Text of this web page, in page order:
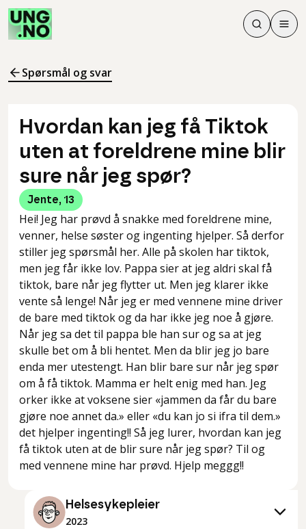
Søk
Søk
Meny
Spørsmål og svar
Hvordan kan jeg få Tiktok
uten at foreldrene mine blir
sure når jeg spør?
Jente, 13
Hei! Jeg har prøvd å snakke med foreldrene mine,
venner, helse søster og ingenting hjelper. Så derfor
stiller jeg spørsmål her. Alle på skolen har tiktok,
men jeg får ikke lov. Pappa sier at jeg aldri skal få
tiktok, bare når jeg flytter ut. Men jeg klarer ikke
vente så lenge! Når jeg er med vennene mine driver
de bare med tiktok og da har ikke jeg noe å gjøre.
Når jeg sa det til pappa ble han sur og sa at jeg
skulle bet om å bli hentet. Men da blir jeg jo bare
enda mer utestengt. Han blir bare sur når jeg spør
om å få tiktok. Mamma er helt enig med han. Jeg
orker ikke at voksene sier «jammen da får du bare
gjøre noe annet da.» eller «du kan jo si ifra til dem.»
det hjelper ingenting!! Så jeg lurer, hvordan kan jeg
få tiktok uten at de blir sure når jeg spør? Til og
med vennene mine har prøvd. Hjelp meggg!!
Helsesykepleier
2023